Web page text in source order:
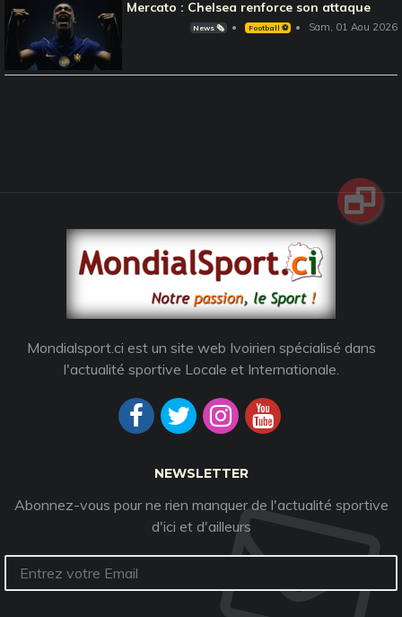
Mercato : Chelsea renforce son attaque
News 🗞️ Football ⚽️ Sam, 01 Aou 2026
Mondialsport.ci est un site web Ivoirien spécialisé dans
l'actualité sportive Locale et Internationale.
NEWSLETTER
Abonnez-vous pour ne rien manquer de l'actualité sportive
d'ici et d'ailleurs